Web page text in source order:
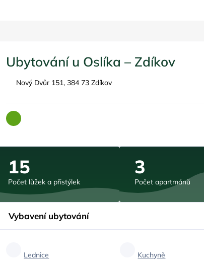
Ubytování u Oslíka – Zdíkov
Nový Dvůr 151, 384 73 Zdíkov
15
Počet lůžek a přistýlek
3
Počet apartmánů
Vybavení ubytování
Lednice Kuchyně